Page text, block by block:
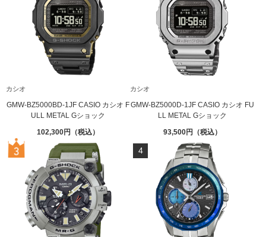
カシオ
GMW-BZ5000BD-1JF CASIO カシオ F
ULL METAL Gショック
102,300
カシオ
GMW-BZ5000D-1JF CASIO カシオ FU
LL METAL Gショック
93,500
4